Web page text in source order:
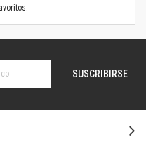
SUSCRIBIRSE